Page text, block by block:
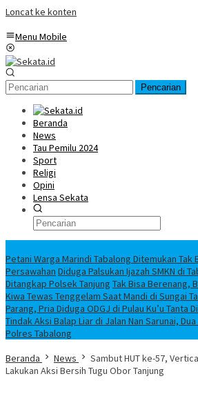
Loncat ke konten
Menu Mobile
Pencarian
Beranda
News
Tau Pemilu 2024
Sport
Religi
Opini
Lensa Sekata
Petani Warga Marindi Tabalong Ditemukan Tak
Persawahan Diduga Palsukan Ijazah SMKN di
Ditangkap Polsek Tanjung Tak Bisa Berenang,
Kiwa Tewas Tenggelam Saat Mandi di Sungai
Parang, Pria Diduga ODGJ di Pulau Ku’u Tanta
Tindak Aksi Balap Liar di Jalan Nan Sarunai,
Polres Tabalong
Beranda
News
Sambut HUT ke-57,
Lakukan Aksi Bersih Tugu Obor Tanjung